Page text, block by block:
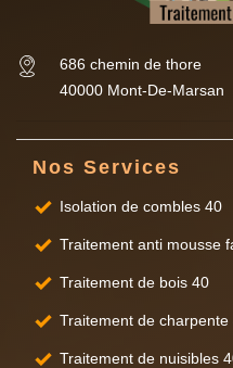
686 chemin de thore
40000 Mont-De-Marsan
Nos Services
Isolation de combles 40
Traitement anti mousse
Traitement de bois 40
Traitement de charpente
Traitement de nuisibles